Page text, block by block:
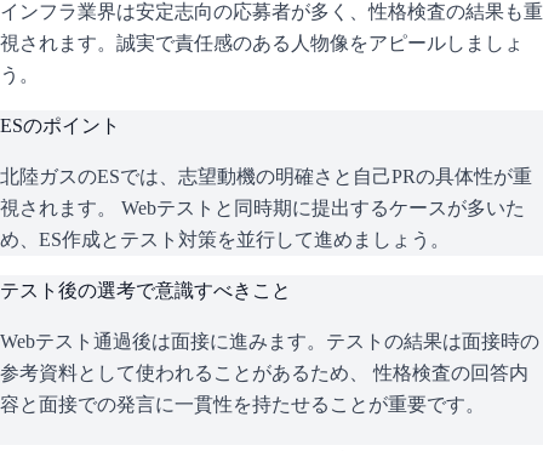
インフラ業界は安定志向の応募者が多く、性格検査の結果も重
視されます。誠実で責任感のある人物像をアピールしましょ
う。
ESのポイント
北陸ガスのESでは、志望動機の明確さと自己PRの具体性が重
視されます。 Webテストと同時期に提出するケースが多いた
め、ES作成とテスト対策を並行して進めましょう。
テスト後の選考で意識すべきこと
Webテスト通過後は面接に進みます。テストの結果は面接時の
参考資料として使われることがあるため、 性格検査の回答内
容と面接での発言に一貫性を持たせることが重要です。